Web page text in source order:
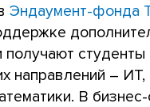
Эндаумент-фонда
получают студенты
направлений – ИТ,
В